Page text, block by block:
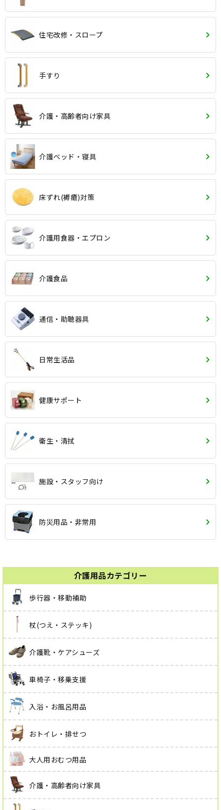
介護用品カテゴリー
歩行器・移動補助
杖(つえ・ステッキ)
介護靴・ケアシューズ
車椅子・移乗支援
入浴・お風呂用品
おトイレ・排せつ
大人用おむつ用品
介護・高齢者向け家具
住宅改修・スロープ
手すり
介護・高齢者向け家具
介護ベッド・寝具
床ずれ(褥瘡)対策
介護用食器・エプロン
介護食品
通信・助聴器具
日常生活品
健康サポート
衛生・清拭
施設・スタッフ向け
防災用品・非常用